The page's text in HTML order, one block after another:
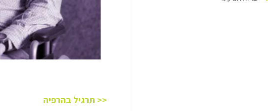
<< תרגיל בהרפיה